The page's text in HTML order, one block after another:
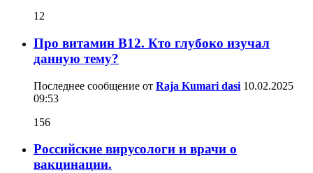
12
Про витамин В12. Кто глубоко изучал
данную тему?
Последнее сообщение от Raja Kumari dasi 10.02.2025
09:53
156
Российские вирусологи и врачи о
вакцинации.